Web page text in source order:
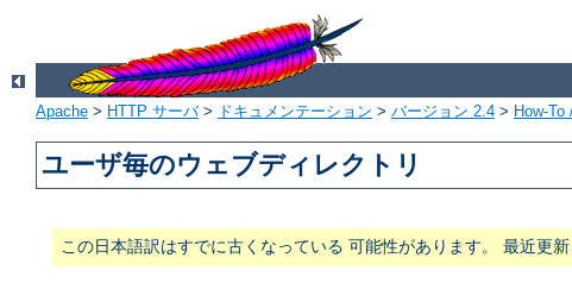
Apache > HTTP サーバ> ドキュメンテーション > バージョン 2.4 > How-
ユーザ毎のウェブディレクトリ
この日本語訳はすでに古くなっている 可能性があります。 最近更